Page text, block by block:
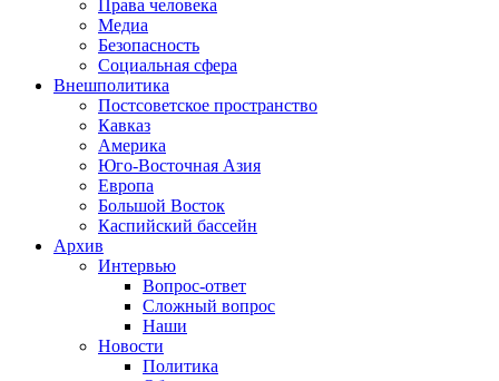
Права человека
Медиа
Безопасность
Социальная сфера
Внешполитика
Постсоветское пространство
Кавказ
Америка
Юго-Восточная Азия
Европа
Большой Восток
Каспийский бассейн
Архив
Интервью
Вопрос-ответ
Сложный вопрос
Наши
Новости
Политика